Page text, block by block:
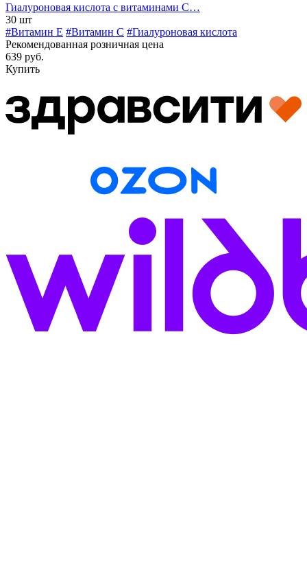
Гиалуроновая кислота с витаминами С…
30 шт
#Витамин E #Витамин C #Гиалуроновая кислота
Рекомендованная розничная цена
639 руб.
Купить